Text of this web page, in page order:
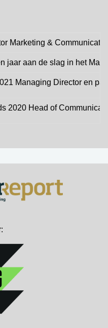
Marketing &
jaar aan de slag in het
Managing Director en
2020 Head of